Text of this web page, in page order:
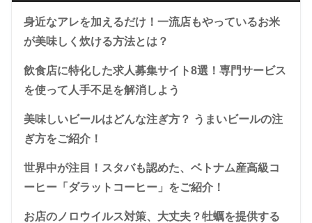
身近なアレを加えるだけ！一流店もやっているお米
が美味しく炊ける方法とは？
飲食店に特化した求人募集サイト8選！専門サービス
を使って人手不足を解消しよう
美味しいビールはどんな注ぎ方？ うまいビールの注
ぎ方をご紹介！
世界中が注目！スタバも認めた、ベトナム産高級コ
ーヒー「ダラットコーヒー」をご紹介！
お店のノロウイルス対策、大丈夫？牡蠣を提供する